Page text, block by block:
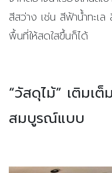
สีสว่าง เช่น สีฟ้าน้ำทะเ
พื้นที่ให้สดใสขึ้นก็ได้
“วัสดุไม้” เติมเต็ม
สมบูรณ์แบบ